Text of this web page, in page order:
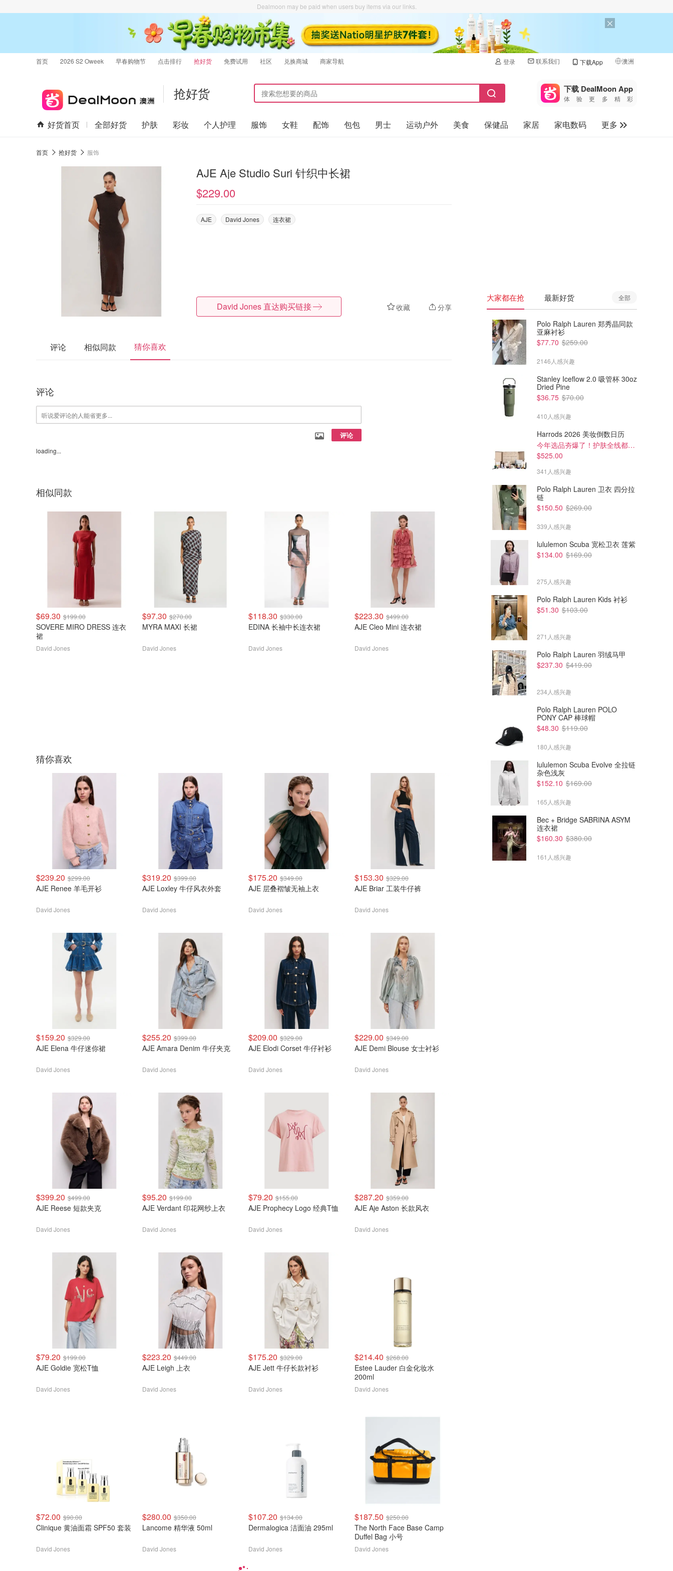
Dealmoon may be paid when users buy items via our links.
首页 2026 S2 Oweek 早春购物节 点击排行 抢好货 免费试用 社区 兑换商城 商家导航 登录 联系我们 下载App 澳洲
🇺🇸
🇨🇳 中国
🇨🇦加拿大
抢好货 下载 DealMoon App
体验更多精彩
好货首页 全部好货 护肤 彩妆 个人护理 服饰 女鞋 配饰 包包 男士 运动户外 美食 保健品 家居 家电数码
更多
首页 抢好货 服饰
AJE Aje Studio Suri 针织中长裙
$229.00
AJE David Jones 连衣裙
收藏 分享
David Jones 直达购买链接
评论 相似同款 猜你喜欢
评论
评论
loading...
相似同款
$69.30 $199.00
SOVERE MIRO DRESS 连衣
裙
David Jones
$97.30 $270.00
MYRA MAXI 长裙
David Jones
$118.30 $330.00
EDINA 长袖中长连衣裙
David Jones
$223.30 $499.00
AJE Cleo Mini 连衣裙
David Jones
$360.00
MISHA MISHA GABRIETTE
$41.30
猜你喜欢
$239.20 $299.00
AJE Renee 羊毛开衫
David Jones
$319.20 $399.00
AJE Loxley 牛仔风衣外套
David Jones
$175.20 $349.00
AJE 层叠褶皱无袖上衣
David Jones
$153.30 $329.00
AJE Briar 工装牛仔裤
David Jones
$159.20 $329.00
AJE Elena 牛仔迷你裙
David Jones
$255.20 $399.00
AJE Amara Denim 牛仔夹克
David Jones
$209.00 $329.00
AJE Elodi Corset 牛仔衬衫
David Jones
$229.00 $349.00
AJE Demi Blouse 女士衬衫
David Jones
$399.20 $499.00
AJE Reese 短款夹克
David Jones
$95.20 $199.00
AJE Verdant 印花网纱上衣
David Jones
$79.20 $155.00
AJE Prophecy Logo 经典T恤
David Jones
$287.20 $359.00
AJE Aje Aston 长款风衣
David Jones
$79.20 $199.00
AJE Goldie 宽松T恤
David Jones
$223.20 $449.00
AJE Leigh 上衣
David Jones
$175.20 $329.00
AJE Jett 牛仔长款衬衫
David Jones
$214.40 $268.00
Estee Lauder 白金化妆水
200ml
David Jones
$72.00 $90.00
Clinique 黄油面霜 SPF50 套装
David Jones
$280.00 $350.00
Lancome 精华液 50ml
David Jones
$107.20 $134.00
Dermalogica 洁面油 295ml
David Jones
$187.50 $250.00
The North Face Base Camp
Duffel Bag 小号
David Jones
大家都在抢 最新好货 全部
Polo Ralph Lauren 郑秀晶同款
亚麻衬衫
$77.70 $259.00
2146人感兴趣
Stanley Iceflow 2.0 吸管杯 30oz
Dried Pine
$36.75 $70.00
410人感兴趣
Harrods 2026 美妆倒数日历
今年选品夯爆了！护肤全线都很绝
$525.00
341人感兴趣
Polo Ralph Lauren 卫衣 四分拉
链
$150.50 $269.00
339人感兴趣
lululemon Scuba 宽松卫衣 莲紫
$134.00 $169.00
275人感兴趣
Polo Ralph Lauren Kids 衬衫
$51.30 $103.00
271人感兴趣
Polo Ralph Lauren 羽绒马甲
$237.30 $419.00
234人感兴趣
Polo Ralph Lauren POLO
PONY CAP 棒球帽
$48.30 $119.00
180人感兴趣
lululemon Scuba Evolve 全拉链
杂色浅灰
$152.10 $169.00
165人感兴趣
Bec + Bridge SABRINA ASYM
连衣裙
$160.30 $380.00
161人感兴趣